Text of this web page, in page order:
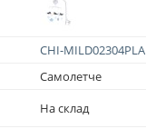
CHI-MILD02304PLA
Самолетче
На склад